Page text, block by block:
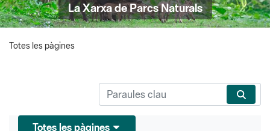
La Xarxa de Parcs Naturals
Totes les pàgines
Totes les pàgines